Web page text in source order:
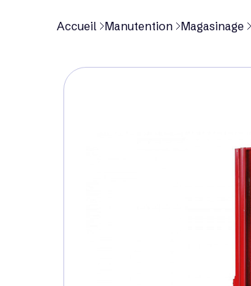
Accueil Manutention Magasinage